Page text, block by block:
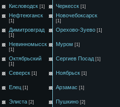
Кисловодск [1] Черкесск [1]
Нефтеюганск
[1]
Новочебоксарск
[1]
Димитровград
[1]
Орехово-Зуево [1]
Невинномысск
[1]
Муром [1]
Октябрьский
[1]
Сергиев Посад [1]
Северск [1] Ноябрьск [1]
Елец [1] Арзамас [1]
Элиста [2] Пушкино [2]